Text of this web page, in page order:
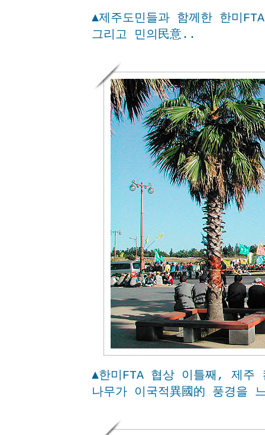
▲제주도민들과 함께한 한미
그리고 민의民意..
▲한미FTA 협상 이틀째, 제주
나무가 이국적異國的 풍경을